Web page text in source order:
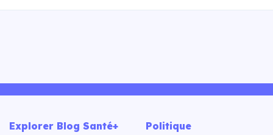
Explorer Blog Santé+ Politique